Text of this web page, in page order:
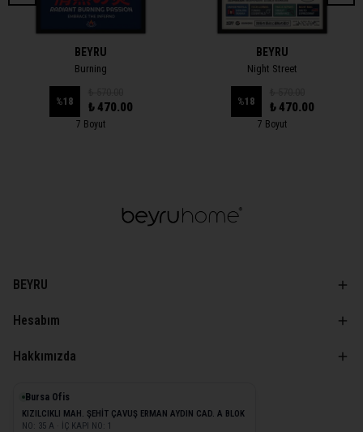
BEYRU
Burning
%18 ₺ 470.00
7 Boyut
BEYRU
Night Street
%18 ₺ 470.00
7 Boyut
BEYRU
Hesabım
Hakkımızda
Bursa Ofis
KIZILCIKLI MAH. ŞEHİT ÇAVUŞ ERMAN AYDIN CAD. A BLOK
NO: 35 A · İÇ KAPI NO: 1